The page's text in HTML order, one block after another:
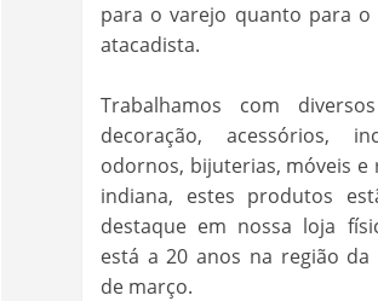
para o varejo quanto para o
atacadista.
Trabalhamos com
decoração, acessórios,
odornos, bijuterias, móveis e
indiana, estes produtos
destaque em nossa loja
está a 20 anos na região da
de março.